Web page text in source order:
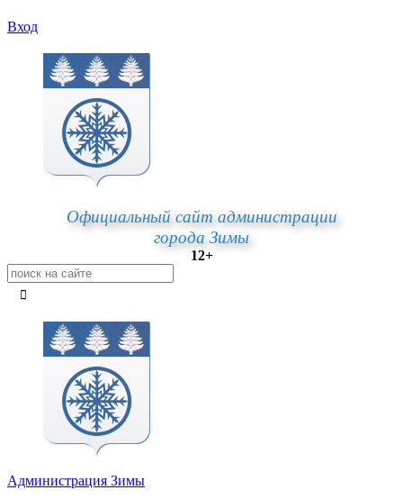
Вход
Официальный сайт администрации
города Зимы
12+
Администрация Зимы